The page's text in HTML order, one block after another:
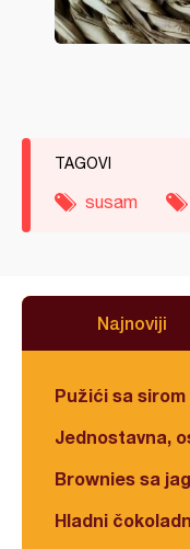
TAGOVI
susam
Najnoviji
Pužići sa sirom
Jednostavna,
Brownies sa
Hladni